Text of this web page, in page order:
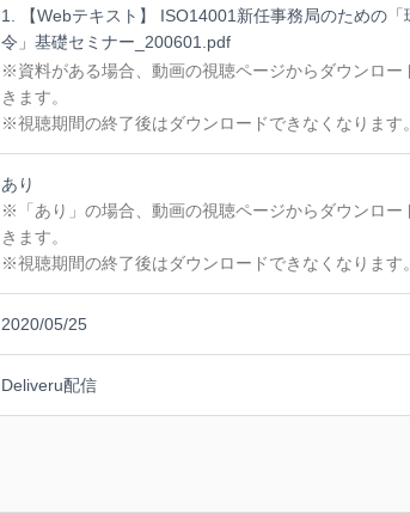
【Webテキスト】 ISO14001新任事務局のための「
令」基礎セミナー_200601.pdf
※資料がある場合、動画の視聴ページからダウンロー
きます。
※視聴期間の終了後はダウンロードできなくなります。
あり
※「あり」の場合、動画の視聴ページからダウンロー
きます。
※視聴期間の終了後はダウンロードできなくなります。
2020/05/25
Deliveru配信